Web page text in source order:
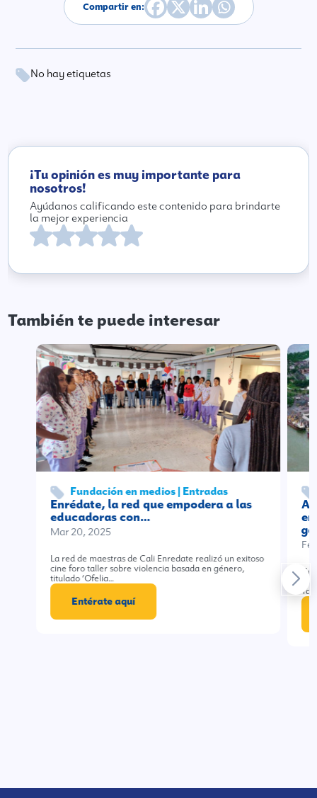
Compartir en:
No hay etiquetas
¡Tu opinión es muy importante para
nosotros!
Ayúdanos calificando este contenido para brindarte
la mejor experiencia
También te puede interesar
Fundación en medios | Entradas
Enrédate, la red que empodera a las
educadoras con…
Mar 20, 2025
La red de maestras de Cali Enredate realizó un exitoso
cine foro taller sobre violencia basada en género,
titulado ‘Ofelia…
Entérate aquí